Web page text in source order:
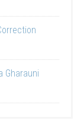
Gharauni